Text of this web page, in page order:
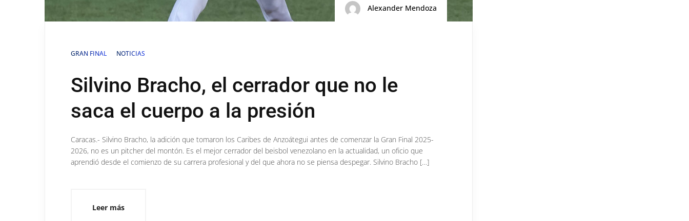
Alexander Mendoza
GRAN FINAL NOTICIAS
Silvino Bracho, el cerrador que no le
saca el cuerpo a la presión
Caracas.- Silvino Bracho, la adición que tomaron los Caribes de Anzoátegui antes de comenzar la Gran Final 2025-
2026, no es un pitcher del montón. Es el mejor cerrador del beisbol venezolano en la actualidad, un oficio que
aprendió desde el comienzo de su carrera profesional y del que ahora no se piensa despegar. Silvino Bracho […]
Leer más